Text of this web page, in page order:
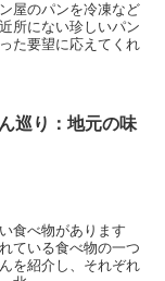
屋のパンを冷凍など
所にない珍しいパン
た要望に応えてくれ
巡り：地元の味
食べ物があります
ている食べ物の一つ
を紹介し、それぞれ